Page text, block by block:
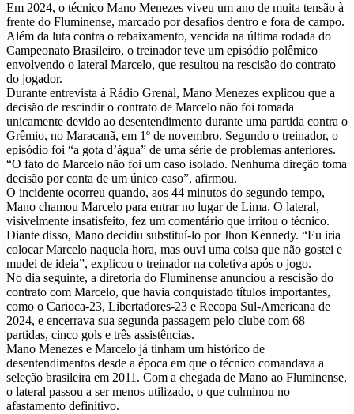
Em 2024, o técnico Mano Menezes viveu um ano de muita tensão à
frente do Fluminense, marcado por desafios dentro e fora de campo.
Além da luta contra o rebaixamento, vencida na última rodada do
Campeonato Brasileiro, o treinador teve um episódio polêmico
envolvendo o lateral Marcelo, que resultou na rescisão do contrato
do jogador.
Durante entrevista à Rádio Grenal, Mano Menezes explicou que a
decisão de rescindir o contrato de Marcelo não foi tomada
unicamente devido ao desentendimento durante uma partida contra o
Grêmio, no Maracanã, em 1º de novembro. Segundo o treinador, o
episódio foi “a gota d’água” de uma série de problemas anteriores.
“O fato do Marcelo não foi um caso isolado. Nenhuma direção toma
decisão por conta de um único caso”, afirmou.
O incidente ocorreu quando, aos 44 minutos do segundo tempo,
Mano chamou Marcelo para entrar no lugar de Lima. O lateral,
visivelmente insatisfeito, fez um comentário que irritou o técnico.
Diante disso, Mano decidiu substituí-lo por Jhon Kennedy. “Eu iria
colocar Marcelo naquela hora, mas ouvi uma coisa que não gostei e
mudei de ideia”, explicou o treinador na coletiva após o jogo.
No dia seguinte, a diretoria do Fluminense anunciou a rescisão do
contrato com Marcelo, que havia conquistado títulos importantes,
como o Carioca-23, Libertadores-23 e Recopa Sul-Americana de
2024, e encerrava sua segunda passagem pelo clube com 68
partidas, cinco gols e três assistências.
Mano Menezes e Marcelo já tinham um histórico de
desentendimentos desde a época em que o técnico comandava a
seleção brasileira em 2011. Com a chegada de Mano ao Fluminense,
o lateral passou a ser menos utilizado, o que culminou no
afastamento definitivo.